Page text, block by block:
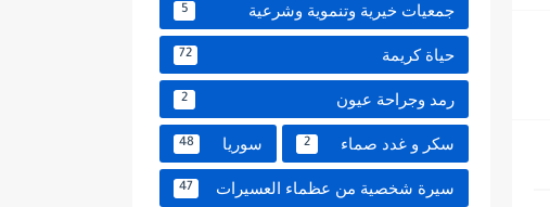
جمعيات خيرية وتنموية وشرعية 5
حياة كريمة 72
رمد وجراحة عيون 2
سكر و غدد صماء 2 سوريا 48
سيرة شخصية من عظماء العسيرات 47